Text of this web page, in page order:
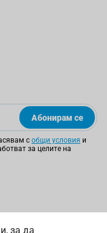
за да
Абонирам се
с общи условия и
за целите на